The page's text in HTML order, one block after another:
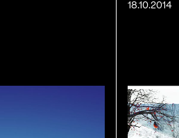
18.10.2014